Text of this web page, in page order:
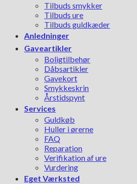
Tilbuds smykker
Tilbuds ure
Tilbuds guldkæder
Anledninger
Gaveartikler
Boligtilbehør
Dåbsartikler
Gavekort
Smykkeskrin
Årstidspynt
Services
Guldkøb
Huller i ørerne
FAQ
Reparation
Verifikation af ure
Vurdering
Eget Værksted